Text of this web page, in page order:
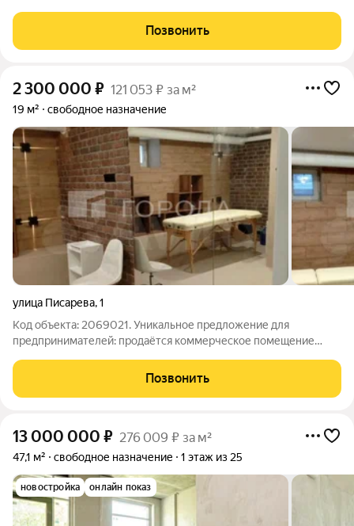
входом и свободным доступом. Объект
Позвонить
2 300 000 ₽ 121 053 ₽ за м²
19 м² свободное назначение
улица Писарева,1
Код объекта: 2069021. Уникальное предложение для
предпринимателей: продаётся коммерческое помещение
1, рядом с метро "Гагаринская". Построенный в 1970 году, этот
кирпичный объект идеально
Позвонить
13 000 000 ₽ 276 009 ₽ за м²
47,1 м² свободное назначение 1 этаж из 25
новостройка онлайн показ